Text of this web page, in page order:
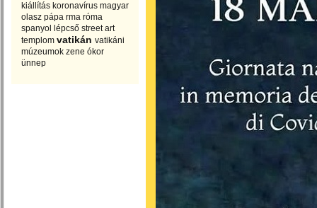
kiállítás koronavírus magyar
olasz pápa rma róma
spanyol lépcső street art
templom vatikán vatikáni
múzeumok zene ókor
ünnep